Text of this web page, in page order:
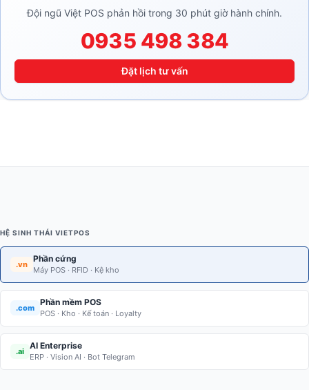
Đội ngũ Việt POS phản hồi trong 30 phút giờ hành chính.
0935 498 384
Đặt lịch tư vấn
HỆ SINH THÁI VIETPOS
.vn
Phần cứng
Máy POS · RFID · Kệ kho
.com
Phần mềm POS
POS · Kho · Kế toán · Loyalty
.ai
AI Enterprise
ERP · Vision AI · Bot Telegram